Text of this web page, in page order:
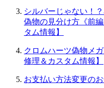
シルバーじゃない！
偽物の見分け方《前
タム情報】
クロムハーツ偽物メ
修理＆カスタム情報】
お支払い方法変更の